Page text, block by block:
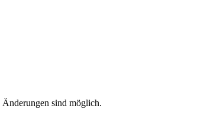
sind möglich.